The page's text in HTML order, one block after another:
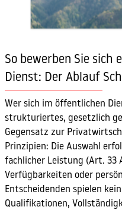
So bewerben Sie
Dienst: Der Ablauf
Wer sich im öffentlichen
strukturiertes, gesetzlich
Gegensatz zur
Prinzipien: Die Auswahl
fachlicher Leistung (Art. 33
Verfügbarkeiten oder
Entscheidenden spielen
Qualifikationen,